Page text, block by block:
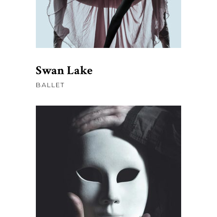
$115.00.$98.00.
Swan Lake
BALLET
$50.00
AJOUTER AU PANIER